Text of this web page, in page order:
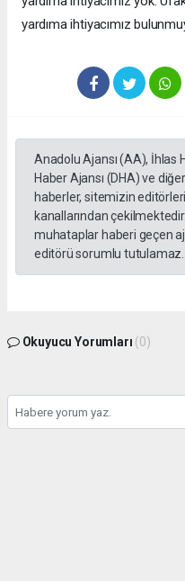
yardıma ihtiyacımız
Anadolu Ajansı (AA), İhlas
Haber Ajansı (DHA) ve
haberler, sitemizin
kanallarından
muhataplar haberi geçen
editörü sorumlu tutulamaz...
Okuyucu Yorumları (0)